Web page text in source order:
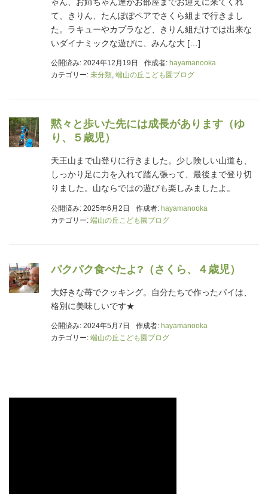
て、きりん、たんぽぽペアでさくら組まで行きまし
た。ラキューやカプラなど、きりん組だけでは出来な
いダイナミックな遊びに、みんな大 […]
公開済み: 2024年12月19日 作成者: hayamanooka
カテゴリー: 未分類, 端山の丘こども園ブログ
黙々と歩いた先には成長があります（ゆ
り、５歳児）
天王山まで山登りに行きました。少し険しい山道も、
しっかり足に力を入れて踏ん張って、最後まで登り切
りました。山ならではの遊びも楽しみましたよ。
公開済み: 2025年6月2日 作成者: hayamanooka
カテゴリー: 端山の丘こども園ブログ
パクパク食べたよ?（さくら、４歳児）
大好きな苺でクッキング。自分たちで作ったパイは、
格別に美味しいです★
公開済み: 2024年5月7日 作成者: hayamanooka
カテゴリー: 端山の丘こども園ブログ